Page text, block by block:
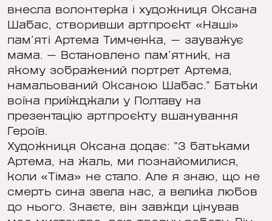
внесла волонтерка і художниця Оксана
Шабас, створивши артпроєкт «Наші»
пам’яті Артема Тимченка, — зауважує
мама. — Встановлено пам’ятник, на
якому зображений портрет Артема,
намальований Оксаною Шабас." Батьки
воїна приїжджали у Полтаву на
презентацію артпроєкту вшанування
Героїв.
Художниця Оксана додає: "З батьками
Артема, на жаль, ми познайомилися,
коли «Тіма» не стало. Але я знаю, що не
смерть сина звела нас, а велика любов
до нього. Знаєте, він завжди цінував